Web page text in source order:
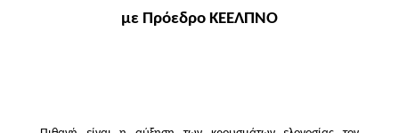
με Πρόεδρο ΚΕΕΛΠΝΟ